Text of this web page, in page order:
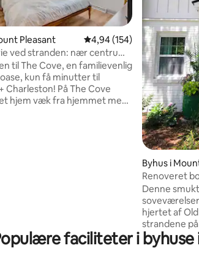
bedømmelse, 252 omtaler
Pleasant 4,94 ud af 5 i
4,94 (154)
ved stranden: nær centrum
til The Cove, en familievenlig
kun få minutter til
På The Cove
hjem væk fra hjemmet med
Byhus i
Renoveret
Sullivan's
Denne
hjertet af
strandene på
centrum af
golfvogn til
faciliteter i byhuse